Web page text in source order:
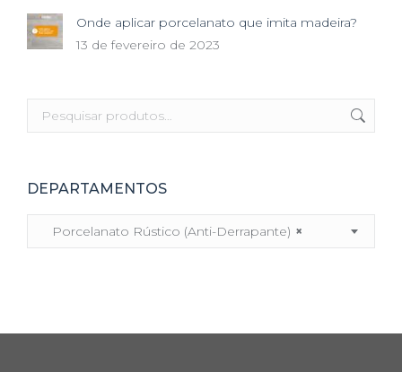
Onde aplicar porcelanato que imita madeira?
13 de fevereiro de 2023
DEPARTAMENTOS
×
Porcelanato Rústico (Anti-Derrapante)